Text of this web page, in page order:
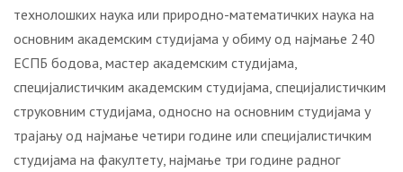
технолошких наука или природно-математичких наука на
основним академским студијама у обиму од најмање 240
ЕСПБ бодова, мастер академским студијама,
специјалистичким академским студијама, специјалистичким
струковним студијама, односно на основним студијама у
трајању од најмање четири године или специјалистичким
студијама на факултету, најмање три године радног